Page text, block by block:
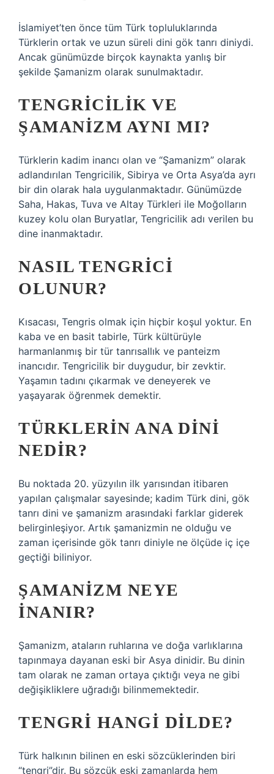
İslamiyet’ten önce tüm Türk topluluklarında
Türklerin ortak ve uzun süreli dini gök tanrı diniydi.
Ancak günümüzde birçok kaynakta yanlış bir
şekilde Şamanizm olarak sunulmaktadır.
TENGRICILIK VE
ŞAMANIZM AYNI MI?
Türklerin kadim inancı olan ve “Şamanizm” olarak
adlandırılan Tengricilik, Sibirya ve Orta Asya’da ayrı
bir din olarak hala uygulanmaktadır. Günümüzde
Saha, Hakas, Tuva ve Altay Türkleri ile Moğolların
kuzey kolu olan Buryatlar, Tengricilik adı verilen bu
dine inanmaktadır.
NASIL TENGRICI
OLUNUR?
Kısacası, Tengris olmak için hiçbir koşul yoktur. En
kaba ve en basit tabirle, Türk kültürüyle
harmanlanmış bir tür tanrısallık ve panteizm
inancıdır. Tengricilik bir duygudur, bir zevktir.
Yaşamın tadını çıkarmak ve deneyerek ve
yaşayarak öğrenmek demektir.
TÜRKLERIN ANA DINI
NEDIR?
Bu noktada 20. yüzyılın ilk yarısından itibaren
yapılan çalışmalar sayesinde; kadim Türk dini, gök
tanrı dini ve şamanizm arasındaki farklar giderek
belirginleşiyor. Artık şamanizmin ne olduğu ve
zaman içerisinde gök tanrı diniyle ne ölçüde iç içe
geçtiği biliniyor.
ŞAMANIZM NEYE
INANIR?
Şamanizm, ataların ruhlarına ve doğa varlıklarına
tapınmaya dayanan eski bir Asya dinidir. Bu dinin
tam olarak ne zaman ortaya çıktığı veya ne gibi
değişikliklere uğradığı bilinmemektedir.
TENGRI HANGI DILDE?
Türk halkının bilinen en eski sözcüklerinden biri
“tengri”dir. Bu sözcük eski zamanlarda hem